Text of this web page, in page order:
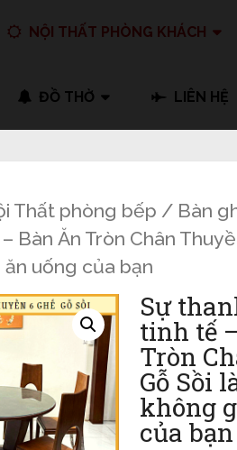
NỘI THẤT PHÒNG KHÁCH
ĐỒ THỜ LIÊN HỆ
Thất phòng bếp / Bàn
Bàn Ăn Tròn Chân
uống của bạn
Sự
tinh tế
Tròn
Gỗ Sồi
không
của bạn